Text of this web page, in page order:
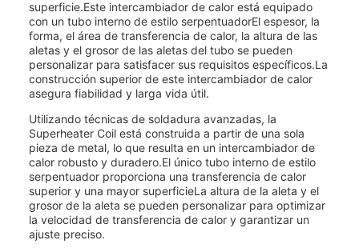
superficie.Este intercambiador de calor está equipado
con un tubo interno de estilo serpentuadorEl espesor, la
forma, el área de transferencia de calor, la altura de las
aletas y el grosor de las aletas del tubo se pueden
personalizar para satisfacer sus requisitos específicos.La
construcción superior de este intercambiador de calor
asegura fiabilidad y larga vida útil.
Utilizando técnicas de soldadura avanzadas, la
Superheater Coil está construida a partir de una sola
pieza de metal, lo que resulta en un intercambiador de
calor robusto y duradero.El único tubo interno de estilo
serpentuador proporciona una transferencia de calor
superior y una mayor superficieLa altura de la aleta y el
grosor de la aleta se pueden personalizar para optimizar
la velocidad de transferencia de calor y garantizar un
ajuste preciso.